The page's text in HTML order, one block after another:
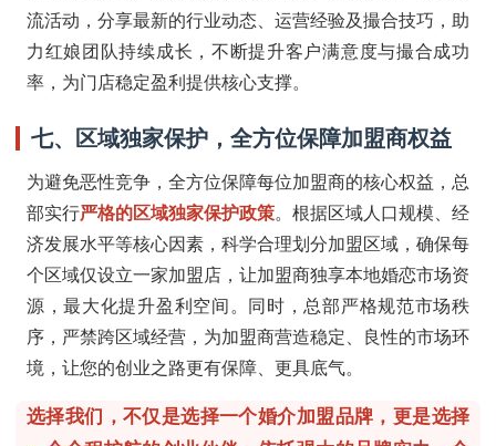
流活动，分享最新的行业动态、运营经验及撮合技巧，助
力红娘团队持续成长，不断提升客户满意度与撮合成功
率，为门店稳定盈利提供核心支撑。
七、区域独家保护，全方位保障加盟商权益
为避免恶性竞争，全方位保障每位加盟商的核心权益，总
部实行严格的区域独家保护政策。根据区域人口规模、经
济发展水平等核心因素，科学合理划分加盟区域，确保每
个区域仅设立一家加盟店，让加盟商独享本地婚恋市场资
源，最大化提升盈利空间。同时，总部严格规范市场秩
序，严禁跨区域经营，为加盟商营造稳定、良性的市场环
境，让您的创业之路更有保障、更具底气。
选择我们，不仅是选择一个婚介加盟品牌，更是选择